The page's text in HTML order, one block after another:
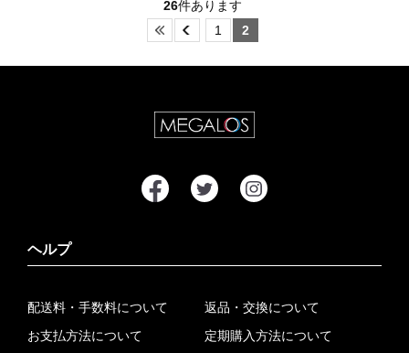
26件あります
1
2
ヘルプ
配送料・手数料について
お支払方法について
返品・交換について
定期購入方法について